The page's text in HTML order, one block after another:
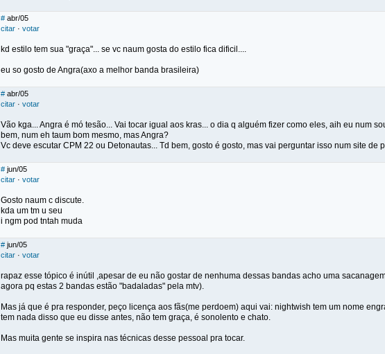
# abr/05
citar · votar
kd estilo tem sua "graça"... se vc naum gosta do estilo fica dificil....
eu so gosto de Angra(axo a melhor banda brasileira)
# abr/05
citar · votar
Vão kga... Angra é mó tesão... Vai tocar igual aos kras... o dia q alguém fizer como eles, aih eu num
bem, num eh taum bom mesmo, mas Angra?
Vc deve escutar CPM 22 ou Detonautas... Td bem, gosto é gosto, mas vai perguntar isso num site de
# jun/05
citar · votar
Gosto naum c discute.
kda um tm u seu
i ngm pod tntah muda
# jun/05
citar · votar
rapaz esse tópico é inútil ,apesar de eu não gostar de nenhuma dessas bandas acho uma
agora pq estas 2 bandas estão "badaladas" pela mtv).
Mas já que é pra responder, peço licença aos fãs(me perdoem) aqui vai: nightwish tem um nome
tem nada disso que eu disse antes, não tem graça, é sonolento e chato.
Mas muita gente se inspira nas técnicas desse pessoal pra tocar.